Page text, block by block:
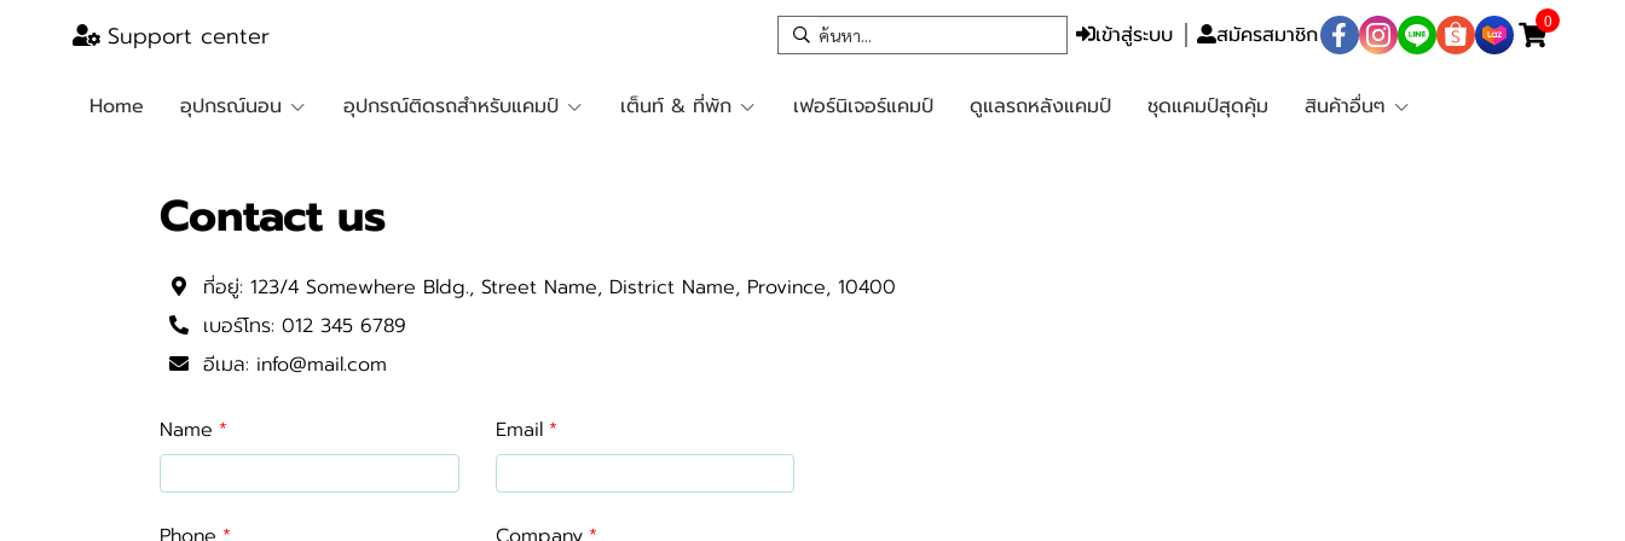
Support center เข้าสู่ระบบ สมัครสมาชิก 0
Home อุปกรณ์นอน อุปกรณ์ติดรถสำหรับแคมป์ เต็นท์ & ที่พัก เฟอร์นิเจอร์แคมป์ ดูแลรถหลังแคมป์ ชุดแคมป์สุดคุ้ม สินค้าอื่นๆ
Contact us
ที่อยู่: 123/4 Somewhere Bldg., Street Name, District Name, Province, 10400
เบอร์โทร: 012 345 6789
อีเมล: info@mail.com
Name Email